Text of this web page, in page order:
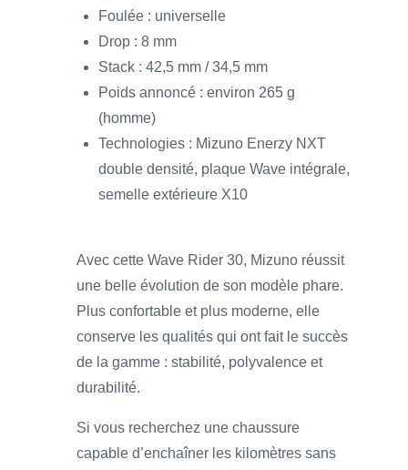
Foulée : universelle
Drop : 8 mm
Stack : 42,5 mm / 34,5 mm
Poids annoncé : environ 265 g
(homme)
Technologies : Mizuno Enerzy NXT
double densité, plaque Wave intégrale,
semelle extérieure X10
Avec cette Wave Rider 30, Mizuno réussit
une belle évolution de son modèle phare.
Plus confortable et plus moderne, elle
conserve les qualités qui ont fait le succès
de la gamme : stabilité, polyvalence et
durabilité.
Si vous recherchez une chaussure
capable d’enchaîner les kilomètres sans